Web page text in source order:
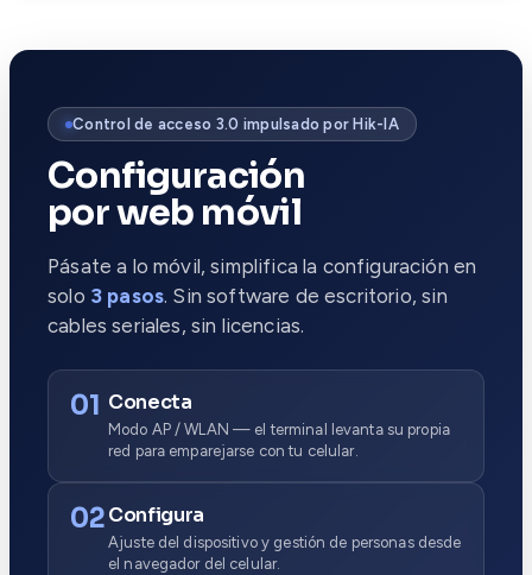
Control de acceso 3.0 impulsado por Hik-IA
Configuración
por web móvil
Pásate a lo móvil, simplifica la configuración en
solo 3 pasos. Sin software de escritorio, sin
cables seriales, sin licencias.
01 Conecta
Modo AP / WLAN — el terminal levanta su propia
red para emparejarse con tu celular.
02Configura
Ajuste del dispositivo y gestión de personas desde
el navegador del celular.